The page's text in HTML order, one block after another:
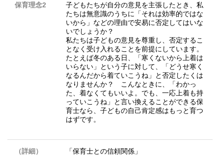
保育理念2
子どもたちが自分の意見を主張したとき、私
たちは無意識のうちに「それは効率的ではな
いから」などの理由で安易に否定してはいな
いでしょうか？
私たちは子どもの意見を尊重し、否定するこ
となく受け入れることを前提にしています。
たとえば冬のある日、「寒くないから上着は
いらない」という子に対して、「どうせ寒く
なるんだから着ていこうね」と否定したくは
なりませんか？ こんなときに、「わかっ
た、着なくてもいいよ。でも、一応上着も持
っていこうね」と言い換えることができる保
育士なら、子どもの自己肯定感はもっと育つ
はずです。
（詳細） 「保育士との信頼関係」